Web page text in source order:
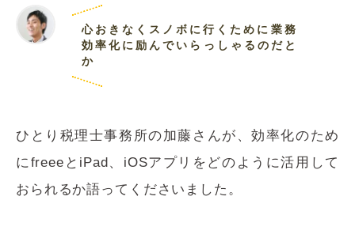
心おきなくスノボに行くために業務
効率化に励んでいらっしゃるのだと
か
ひとり税理士事務所の加藤さんが、効率化のため
にfreeeとiPad、iOSアプリをどのように活用して
おられるか語ってくださいました。